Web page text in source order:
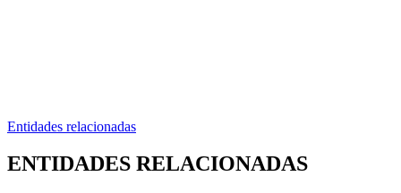
Entidades relacionadas
ENTIDADES RELACIONADAS